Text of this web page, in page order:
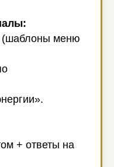
(шаблоны меню
+ ответы на